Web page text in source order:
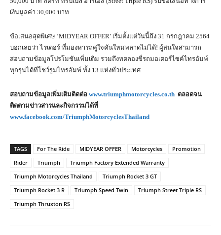
เงินมูลค่า 30,000 บาท
ข้อเสนอสุดพิเศษ ‘MIDYEAR OFFER’ เริ่มตั้งแต่วันนี้ถึง 31 กรกฎาคม 2564
บอกเลยว่า ไรเดอร์ ที่มองหารถคู่ใจคันใหม่พลาดไม่ได้! ผู้สนใจสามารถ
สอบถามข้อมูลโปรโมชันเพิ่มเติม รวมถึงทดลองขี่รถมอเตอร์ไซค์ไทรอัมพ์
ทุกรุ่นได้ที่โชว์รูมไทรอัมพ์ ทั้ง 13 แห่งทั่วประเทศ
สอบถามข้อมูลเพิ่มเติมติดต่อ www.triumphmotorcycles.co.th ตลอดจน
ติดตามข่าวสารและกิจกรรมได้ที่
www.facebook.com/TriumphMotorcyclesThailand
TAGS For The Ride MIDYEAR OFFER Motorcycles
Promotion
Rider
Triumph
Triumph Factory Extended Warranty
Triumph Motorcycles Thailand
Triumph Rocket 3 GT
Triumph Rocket 3 R
Triumph Speed Twin
Triumph Street Triple RS
Triumph Thruxton RS